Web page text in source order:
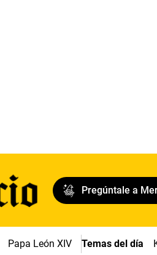
Pregúntale a
Papa León XIV Temas del día